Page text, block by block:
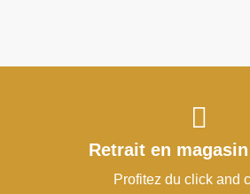
Retrait en
Profitez du click and